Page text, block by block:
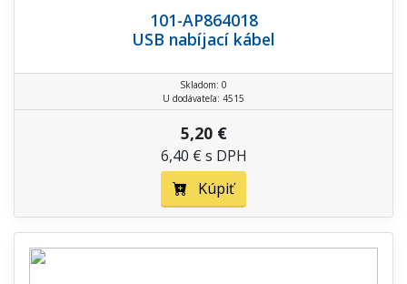
101-AP864018
USB nabíjací kábel
Skladom: 0
U dodávateľa: 4515
5,20 €
6,40 € s DPH
Kúpiť